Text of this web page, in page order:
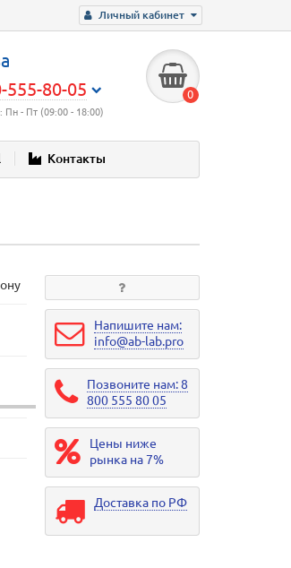
Личный кабинет
555-80-05
Пн - Пт (09:00 - 18:00)
0
Контакты
Напишите нам:
info@ab-lab.pro
Позвоните нам: 8
800 555 80 05
Цены ниже
рынка на 7%
Доставка по РФ